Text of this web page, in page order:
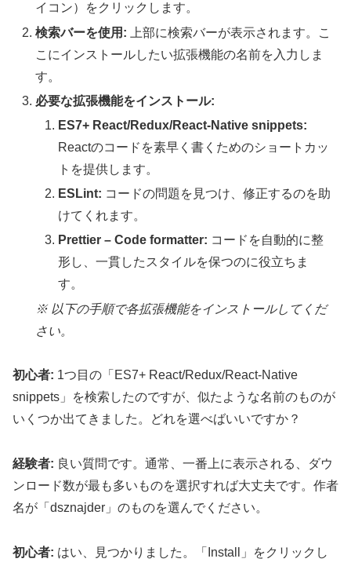
イコン）をクリックします。
検索バーを使用: 上部に検索バーが表示されます。こ
こにインストールしたい拡張機能の名前を入力しま
す。
必要な拡張機能をインストール:
ES7+ React/Redux/React-Native snippets:
Reactのコードを素早く書くためのショートカッ
トを提供します。
ESLint: コードの問題を見つけ、修正するのを助
けてくれます。
Prettier – Code formatter: コードを自動的に整
形し、一貫したスタイルを保つのに役立ちま
す。
※ 以下の手順で各拡張機能をインストールしてくだ
さい。
初心者: 1つ目の「ES7+ React/Redux/React-Native
snippets」を検索したのですが、似たような名前のものが
いくつか出てきました。どれを選べばいいですか？
経験者: 良い質問です。通常、一番上に表示される、ダウ
ンロード数が最も多いものを選択すれば大丈夫です。作者
名が「dsznajder」のものを選んでください。
初心者: はい、見つかりました。「Install」をクリックし